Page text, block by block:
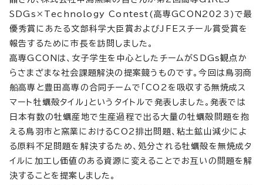
SDGs×Technology Contest(高専GCON2023)で最
優秀賞にあたる文部科学大臣賞およびJFEスチール賞受賞を
報告するために市長を訪問しました。
高専GCONは、女子学生を中心としたチームがSDGs観点か
らさまざまな社会課題解決の提案競うものです。今回は鳥羽商
船高専と豊田高専の合同チームで「CO2を吸収する無焼成ス
マート牡蠣殻タイル」というタイトルで発表しました。発表では
日本有数の牡蠣産地で生産過程で出る大量の牡蠣殻問題を抱
える鳥羽市と窯業におけるCO2排出問題、粘土鉱山減少によ
る原料不足問題を解決するため、処分される牡蠣殻を無焼成タ
イルに加工し価値のある資源に変えることでお互いの問題を解
決することを提案しました。